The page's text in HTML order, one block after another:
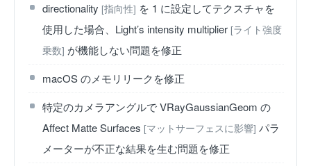
directionality [指向性] を 1 に設定してテクスチャを
使用した場合、Light’s intensity multiplier [ライト強度
乗数] が機能しない問題を修正
macOS のメモリリークを修正
特定のカメラアングルで VRayGaussianGeom の
Affect Matte Surfaces [マットサーフェスに影響] パラ
メーターが不正な結果を生む問題を修正